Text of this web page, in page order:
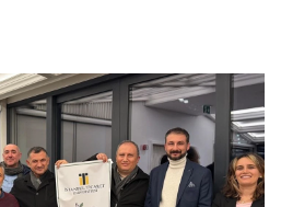
Burpol Yönetim Kurulu
teslim alındı.